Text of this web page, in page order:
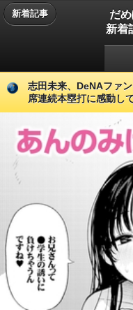
新着記事
だ
新着
志田未来、DeNAファ
席連続本塁打に感動し